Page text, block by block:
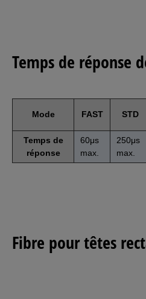
Temps de réponse
Mode FAST STD
Temps de
réponse
60μs
max.
250μs
max.
Fibre pour têtes